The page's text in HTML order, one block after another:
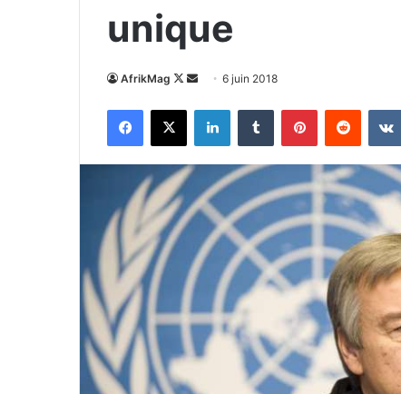
unique
AfrikMag
Follow
Envoyer
courriel
6 juin 2018
Facebook
X LinkedinTumblr PinterestReddit